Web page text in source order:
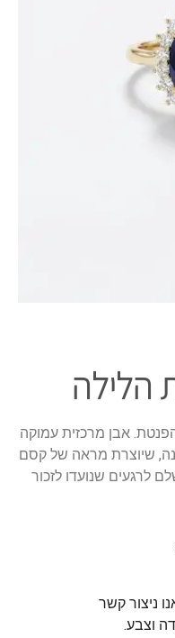
הלילה
אבן מרכזית עמוקה
שיוצרת מראה של קסם
לרגעים שנועדו לזכור
ניצור קשר
וצבע.